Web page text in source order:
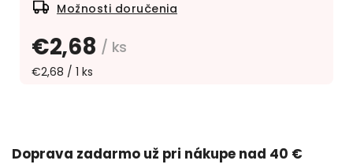
€2,68 / ks
€2,68 / 1 ks
Možnosti doručenia
Doprava zadarmo už pri nákupe nad 40 €